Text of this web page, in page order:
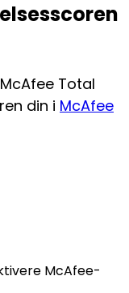
Total
din i McAfee
McAfee-